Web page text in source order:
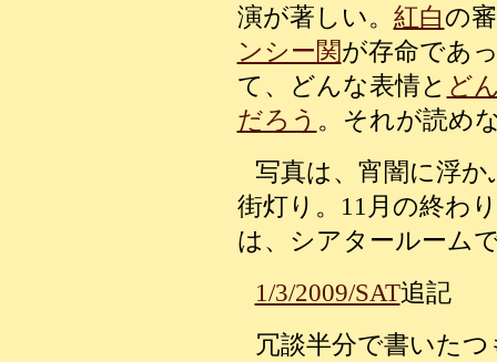
演が著しい。 紅白の
ンシー関が存命であ
て、どんな表情と ど
だろう 。それが読め
写真は、宵闇に浮
街灯り。11月の終わ
は、シアタールーム
1/3/2009/SAT追記
冗談半分で書いた